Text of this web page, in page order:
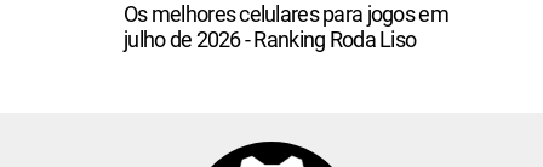
Os melhores celulares para jogos em
julho de 2026 - Ranking Roda Liso